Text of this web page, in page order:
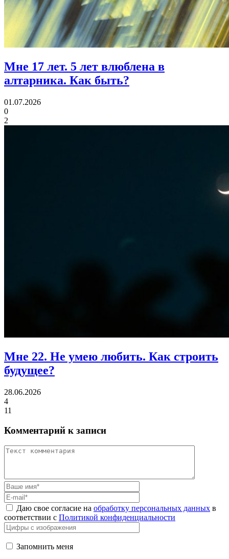
Мне 17 лет. 5 лет влюблена в
алтарника. Как быть?
01.07.2026
0
2
Мне 22. Не умею любить. Как строить
будущее?
28.06.2026
4
11
Комментарий к записи
Даю свое согласие на обработку персональных данных в
соответствии с Политикой конфиденциальности
Запомнить меня